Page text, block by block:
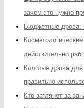
зачем это нужно
Бюджетные дрова:
действительно
Колотые дрова для
правильно
Кто заглянет за